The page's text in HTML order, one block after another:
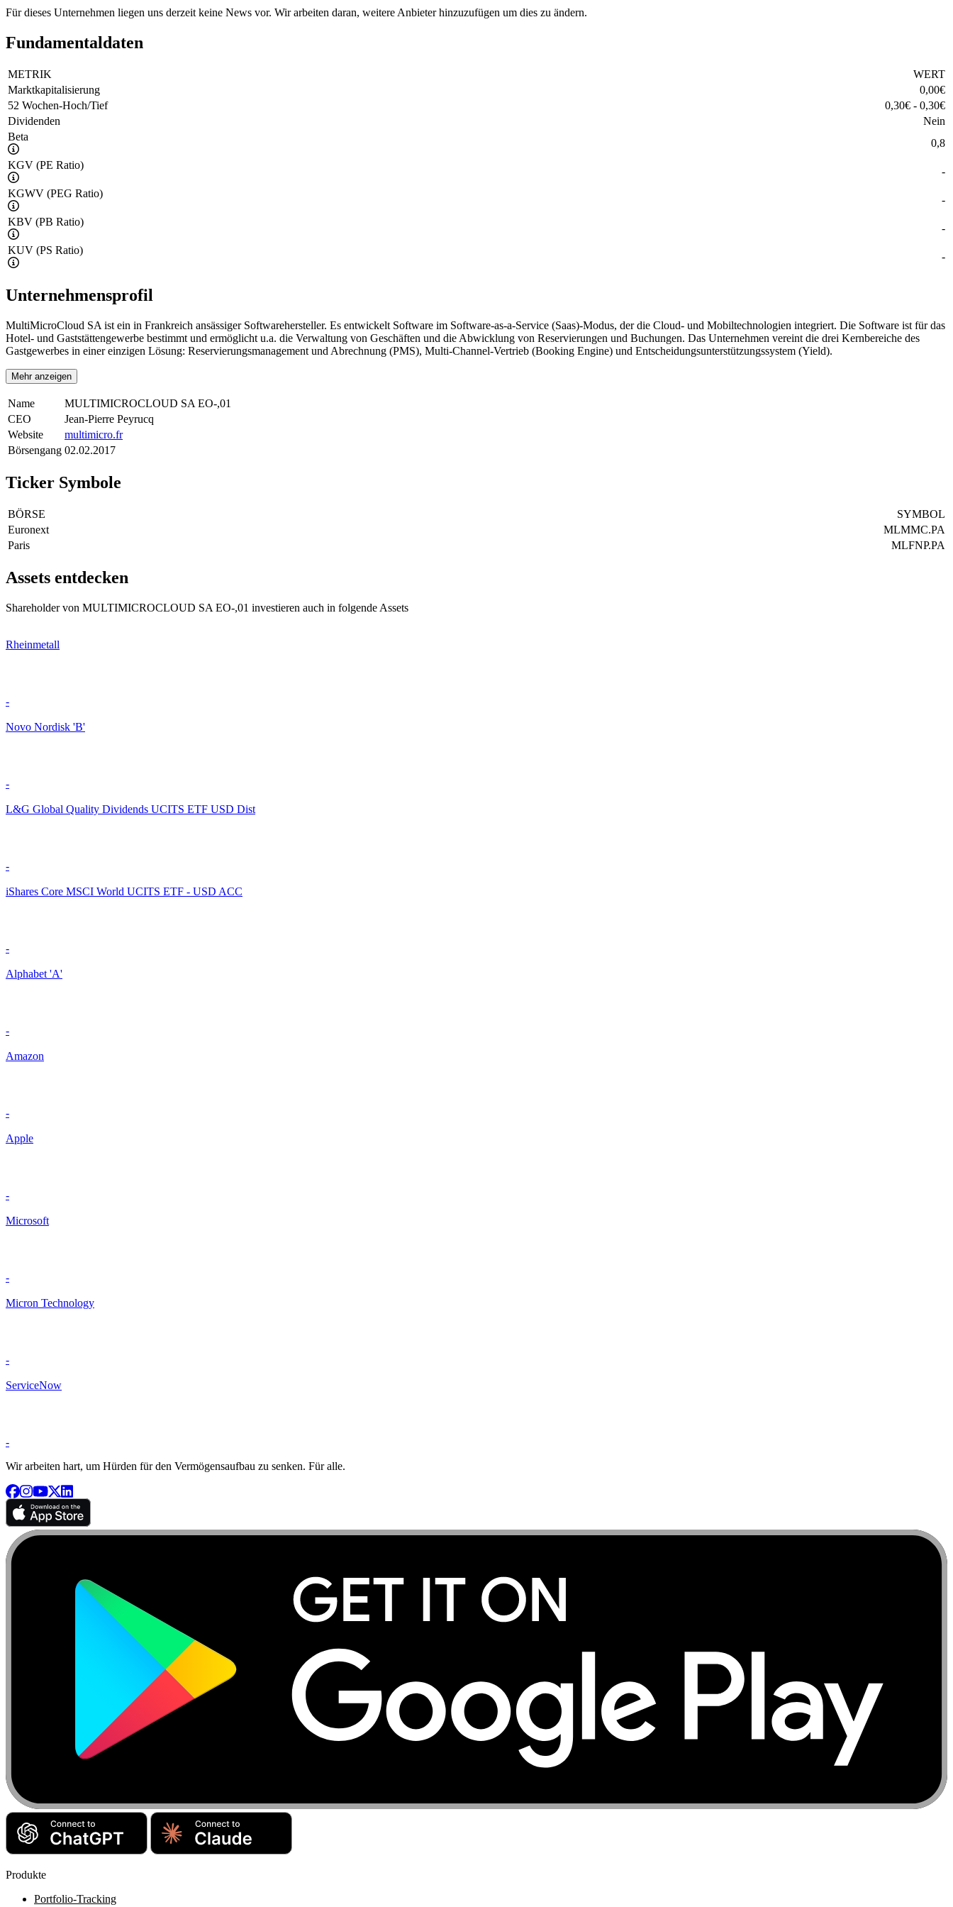
Für dieses Unternehmen liegen uns derzeit keine News vor. Wir arbeiten daran, weitere Anbieter hinzuzufügen um dies zu ändern.
Fundamentaldaten
METRIK
WERT
Marktkapitalisierung
0,00€
52 Wochen-Hoch/Tief
0,30€ - 0,30€
Dividenden
Nein
Beta
0,8
KGV (PE Ratio)
-
KGWV (PEG Ratio)
-
KBV (PB Ratio)
-
KUV (PS Ratio)
-
Unternehmensprofil
MultiMicroCloud SA ist ein in Frankreich ansässiger Softwarehersteller. Es entwickelt Software im Software-as-a-Service (Saas)-Modus, der die Cloud- und Mobiltechnologien integriert. Die Software ist für das
Hotel- und Gaststättengewerbe bestimmt und ermöglicht u.a. die Verwaltung von Geschäften und die Abwicklung von Reservierungen und Buchungen. Das Unternehmen vereint die drei Kernbereiche des
Gastgewerbes in einer einzigen Lösung: Reservierungsmanagement und Abrechnung (PMS), Multi-Channel-Vertrieb (Booking Engine) und Entscheidungsunterstützungssystem (Yield).
Mehr anzeigen
Name
MULTIMICROCLOUD SA EO-,01
CEO
Jean-Pierre Peyrucq
Website
multimicro.fr
Börsengang 02.02.2017
Ticker Symbole
BÖRSE
SYMBOL
Euronext
MLMMC.PA
Paris
MLFNP.PA
Assets entdecken
Shareholder von MULTIMICROCLOUD SA EO-,01 investieren auch in folgende Assets
Rheinmetall
-
Novo Nordisk 'B'
-
L&G Global Quality Dividends UCITS ETF USD Dist
-
iShares Core MSCI World UCITS ETF - USD ACC
-
Alphabet 'A'
-
Amazon
-
Apple
-
Microsoft
-
Micron Technology
-
ServiceNow
-
Wir arbeiten hart, um Hürden für den Vermögensaufbau zu senken. Für alle.
Produkte
Portfolio-Tracking